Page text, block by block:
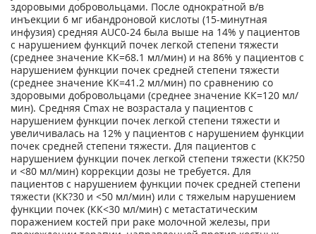
здоровыми добровольцами. После однократной в/в
инъекции 6 мг ибандроновой кислоты (15-минутная
инфузия) средняя AUC0-24 была выше на 14% у пациентов
с нарушением функций почек легкой степени тяжести
(среднее значение КК=68.1 мл/мин) и на 86% у пациентов с
нарушением функции почек средней степени тяжести
(среднее значение КК=41.2 мл/мин) по сравне­нию со
здоровыми добровольцами (среднее значение КК=120 мл/
мин). Средняя Сmах не возрастала у пациентов с
нарушением функции почек легкой степени тяжести и
увеличи­валась на 12% у пациентов с нарушением функции
почек средней степени тяжести. Для пациентов с
нарушением функции почек легкой степени тяжести (КК?50
и <80 мл/мин) коррекции дозы не требуется. Для
пациентов с нарушением функции почек средней сте­пени
тяжести (КК?30 и <50 мл/мин) или с тяжелым нарушением
функции почек (КК<30 мл/мин) с метастатическим
поражением костей при раке молочной железы, при